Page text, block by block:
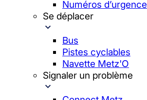
Numéros d’urgence
Se déplacer
Bus
Pistes cyclables
Navette Metz'O
Signaler un problème